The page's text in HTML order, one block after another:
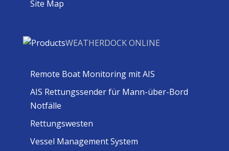
Site Map
WEATHERDOCK ONLINE
Remote Boat Monitoring mit AIS
AIS Rettungssender für Mann-über-Bord
Notfälle
Rettungswesten
Vessel Management System